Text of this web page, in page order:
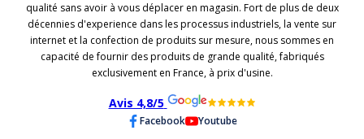
qualité sans avoir à vous déplacer en magasin. Fort de plus de deux
décennies d'experience dans les processus industriels, la vente sur
internet et la confection de produits sur mesure, nous sommes en
capacité de fournir des produits de grande qualité, fabriqués
exclusivement en France, à prix d'usine.
Avis 4,8/5
Facebook Youtube